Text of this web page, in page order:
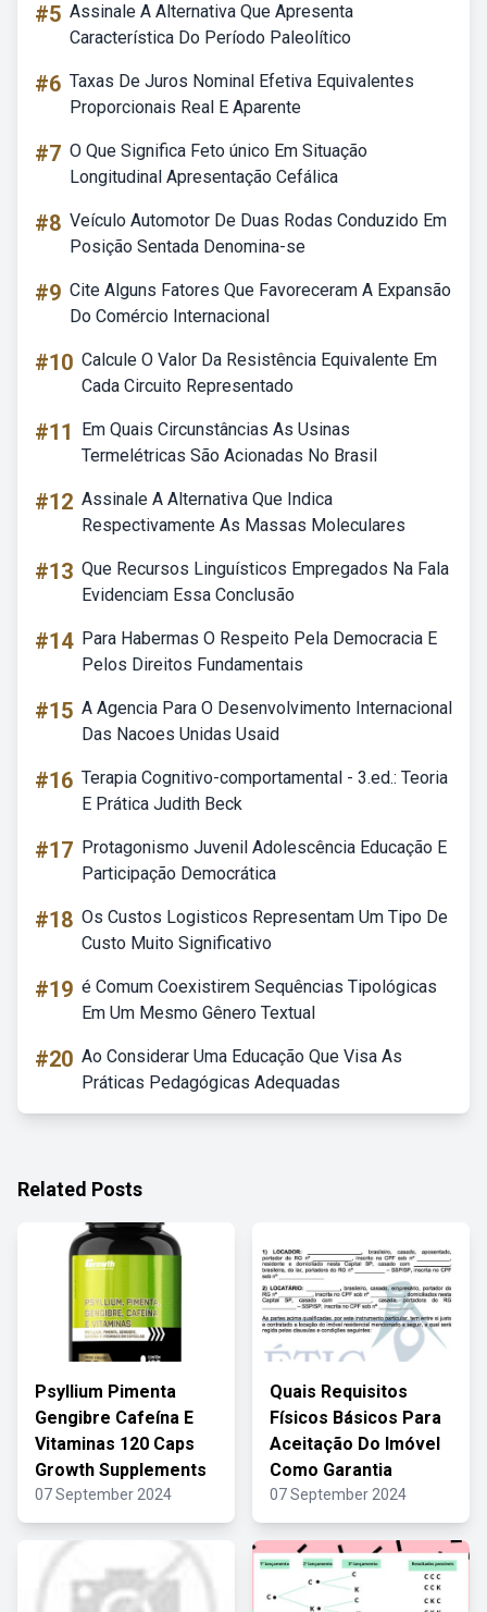
#5 Assinale A Alternativa Que Apresenta
Característica Do Período Paleolítico
#6 Taxas De Juros Nominal Efetiva Equivalentes
Proporcionais Real E Aparente
#7 O Que Significa Feto único Em Situação
Longitudinal Apresentação Cefálica
#8 Veículo Automotor De Duas Rodas Conduzido Em
Posição Sentada Denomina-se
#9 Cite Alguns Fatores Que Favoreceram A Expansão
Do Comércio Internacional
#10 Calcule O Valor Da Resistência Equivalente Em
Cada Circuito Representado
#11
Em Quais Circunstâncias As Usinas
Termelétricas São Acionadas No Brasil
#12 Assinale A Alternativa Que Indica
Respectivamente As Massas Moleculares
#13 Que Recursos Linguísticos Empregados Na Fala
Evidenciam Essa Conclusão
#14 Para Habermas O Respeito Pela Democracia E
Pelos Direitos Fundamentais
#15 A Agencia Para O Desenvolvimento Internacional
Das Nacoes Unidas Usaid
#16 Terapia Cognitivo-comportamental - 3.ed.: Teoria
E Prática Judith Beck
#17 Protagonismo Juvenil Adolescência Educação E
Participação Democrática
#18 Os Custos Logisticos Representam Um Tipo De
Custo Muito Significativo
#19 é Comum Coexistirem Sequências Tipológicas
Em Um Mesmo Gênero Textual
#20 Ao Considerar Uma Educação Que Visa As
Práticas Pedagógicas Adequadas
Related Posts
Psyllium Pimenta
Gengibre Cafeína E
Vitaminas 120 Caps
Growth Supplements
07 September 2024
Quais Requisitos
Físicos Básicos Para
Aceitação Do Imóvel
Como Garantia
07 September 2024